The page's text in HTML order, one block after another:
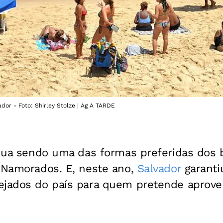
- Foto: Shirley Stolze | Ag A TARDE
sendo uma das formas preferidas dos
E, neste ano, Salvador
do país para quem pretende